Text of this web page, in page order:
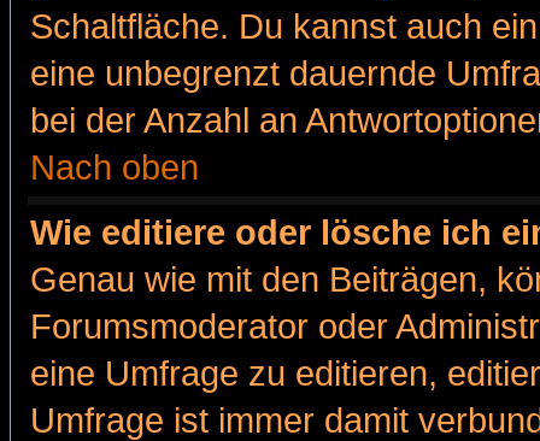
Schaltfläche. Du kannst auch
eine unbegrenzt dauernde
bei der Anzahl an
Nach oben
Wie editiere oder lösche ich
Genau wie mit den Beiträgen,
Forumsmoderator oder
eine Umfrage zu editieren,
Umfrage ist immer damit